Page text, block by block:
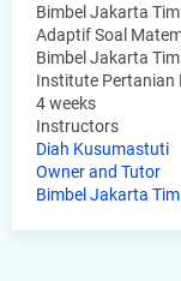
Bimbel Jakarta
Adaptif Soal
Bimbel Jakarta
Institute Pertanian
4 weeks
Instructors
Diah Kusumastuti
Owner and Tutor
Bimbel Jakarta